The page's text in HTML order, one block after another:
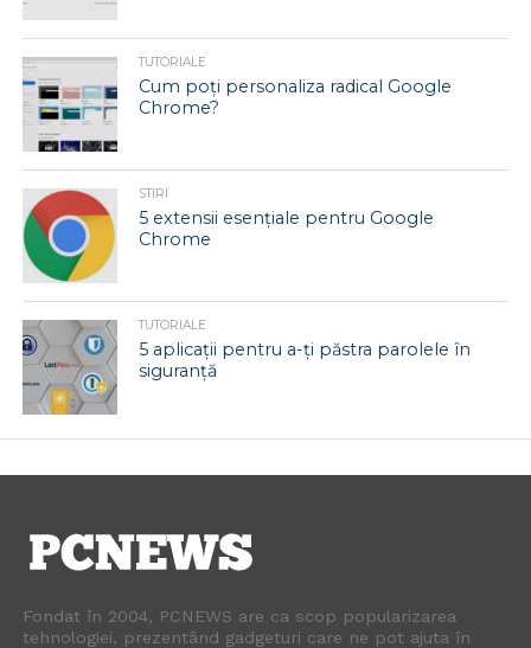
TUTORIALE
Cum poți personaliza radical Google
Chrome?
STIRI
5 extensii esențiale pentru Google
Chrome
TUTORIALE
5 aplicații pentru a-ți păstra parolele în
siguranță
Fondat în 2004, PCNEWS are ca scop popularizarea
tehnologiei, prezentând gadgeturi care ne pot ajuta în